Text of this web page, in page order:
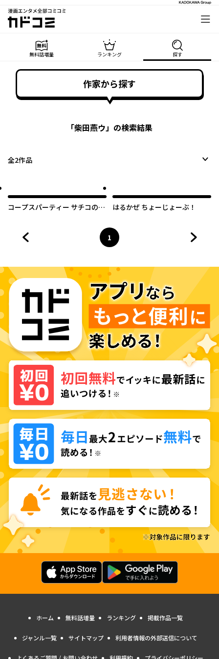
漫画エンタメ全部コミコミ
カドコミ
無料話増量 ランキング 探す
作家から探す
「柴田燕ウ」の検索結果
全2作品
コープスパーティー サチコの恋
はるかぜ ちょーじょーぶ！
ページ
1
へ
ホーム 無料話増量 ランキング 掲載作品一覧
ジャンル一覧 サイトマップ 利用者情報の外部送信について